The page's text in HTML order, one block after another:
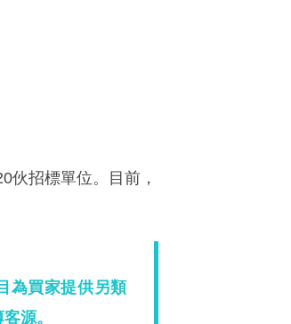
伙招標單位。目前，
為買家提供另類
源。